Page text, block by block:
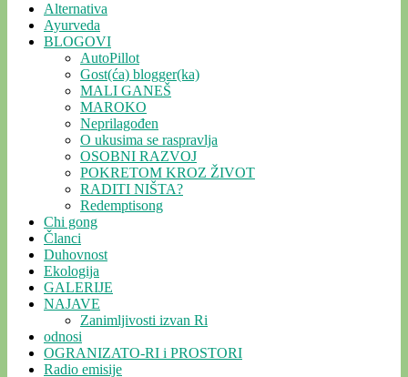
Alternativa
Ayurveda
BLOGOVI
AutoPillot
Gost(ća) blogger(ka)
MALI GANEŠ
MAROKO
Neprilagođen
O ukusima se raspravlja
OSOBNI RAZVOJ
POKRETOM KROZ ŽIVOT
RADITI NIŠTA?
Redemptisong
Chi gong
Članci
Duhovnost
Ekologija
GALERIJE
NAJAVE
Zanimljivosti izvan Ri
odnosi
OGRANIZATO-RI i PROSTORI
Radio emisije